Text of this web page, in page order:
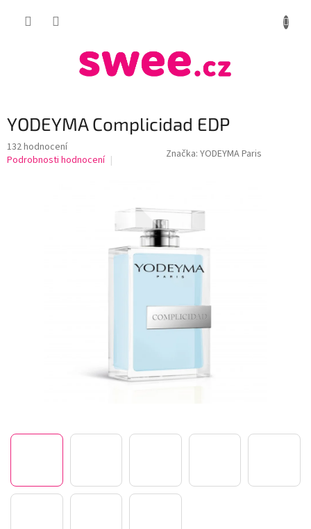
YODEYMA Complicidad EDP
Průměrné
hodnocení
132 hodnocení
Podrobnosti hodnocení
Značka: YODEYMA Paris